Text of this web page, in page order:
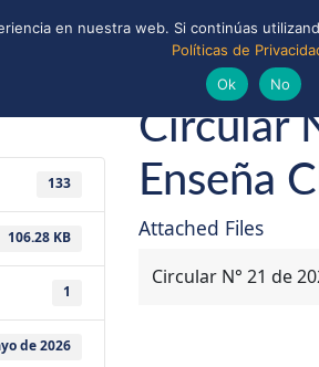
CONVENIOS Y ALIANZAS
Guías y Scouts de Chile
133
106.28 KB
1
de 2026
Circular
Enseña
Attached Files
Circular N° 21 de
en nuestra web. Si continúas
Políticas de
Ok
No